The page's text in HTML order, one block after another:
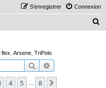
Connexion
S’enregistrer
flex Arsene TriPolo
Rechercher
8 4 5 8